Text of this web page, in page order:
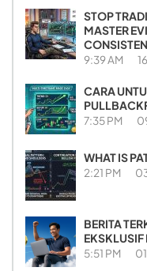
STOP
MASTER
9:39 AM
CARA
7:35 PM
WHAT IS
2:21 PM
BERITA
5:51 PM